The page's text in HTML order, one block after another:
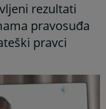
rezultati
pravosuđa
pravci